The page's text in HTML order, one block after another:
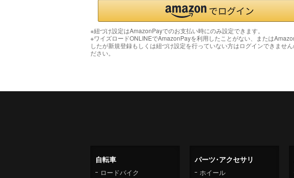
※紐づけ設定はAmazonPayでのお支払い時にのみ設定できます。
※ワイズロードONLINEでAmazonPayを利用したことがない、または
したが新規登録もしくは紐づけ設定を行っていない方はログインできません
ださい。
自転車
ロードバイク
パーツ･アクセサリ
ホイール